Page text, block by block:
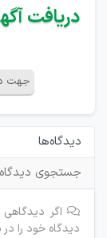
دریافت
جهت
دیدگاه‌ها
جستجوی دیدگاه
اگر دیدگاهی
دیدگاه خود را